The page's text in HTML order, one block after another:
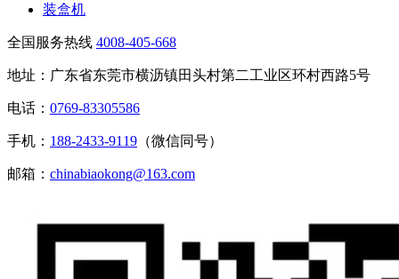
装盒机
全国服务热线 4008-405-668
地址：广东省东莞市横沥镇田头村第二工业区环村西路5号
电话： 0769-83305586
手机： 188-2433-9119 （微信同号）
邮箱： chinabiaokong@163.com